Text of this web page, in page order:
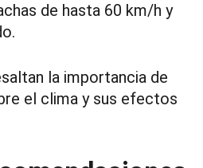
de hasta 60 km/h y
la importancia de
el clima y sus efectos